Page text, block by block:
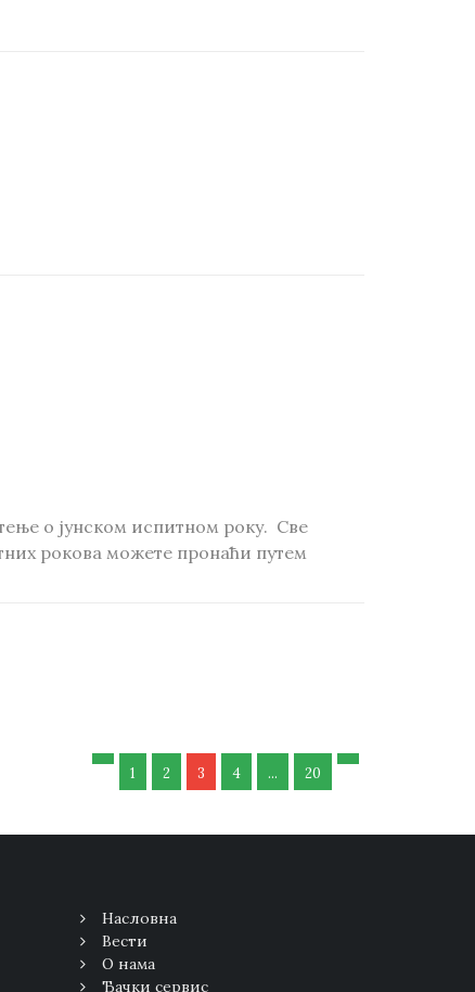
о јунском испитном року. Све
рокова можете пронаћи путем
1 2 3 4 ... 20
Насловна
Вести
О нама
Ђачки сервис